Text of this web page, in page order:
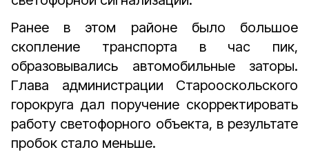
Ранее в этом районе было большое
скопление транспорта в час пик,
образовывались автомобильные заторы.
Глава администрации Старооскольского
горокруга дал поручение скорректировать
работу светофорного объекта, в результате
пробок стало меньше.